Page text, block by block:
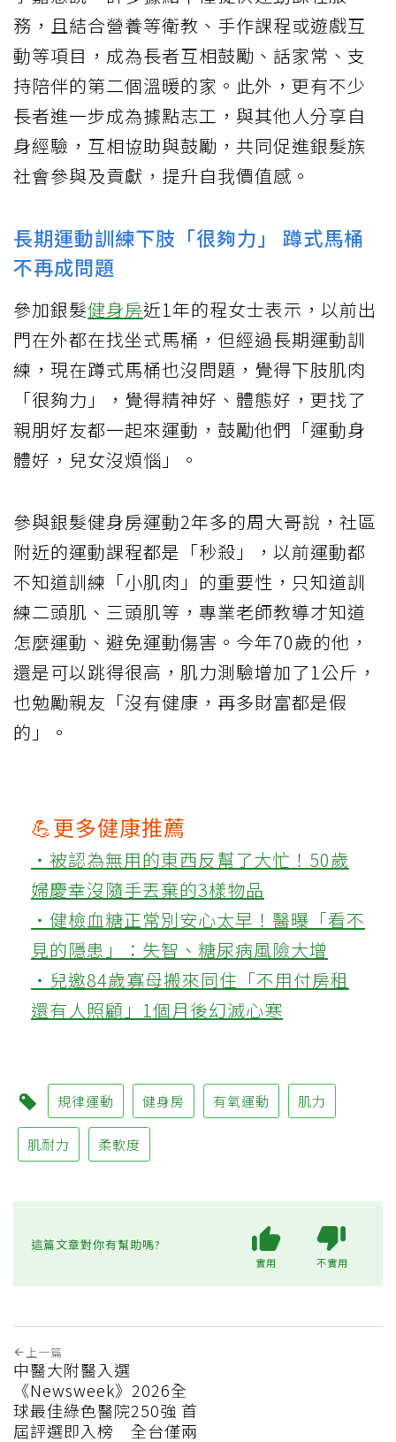
務，且結合營養等衛教、手作課程或遊戲互
動等項目，成為長者互相鼓勵、話家常、支
持陪伴的第二個溫暖的家。此外，更有不少
長者進一步成為據點志工，與其他人分享自
身經驗，互相協助與鼓勵，共同促進銀髮族
社會參與及貢獻，提升自我價值感。
長期運動訓練下肢「很夠力」 蹲式馬桶
不再成問題
參加銀髮健身房近1年的程女士表示，以前出
門在外都在找坐式馬桶，但經過長期運動訓
練，現在蹲式馬桶也沒問題，覺得下肢肌肉
「很夠力」，覺得精神好、體態好，更找了
親朋好友都一起來運動，鼓勵他們「運動身
體好，兒女沒煩惱」。
參與銀髮健身房運動2年多的周大哥說，社區
附近的運動課程都是「秒殺」，以前運動都
不知道訓練「小肌肉」的重要性，只知道訓
練二頭肌、三頭肌等，專業老師教導才知道
怎麼運動、避免運動傷害。今年70歲的他，
還是可以跳得很高，肌力測驗增加了1公斤，
也勉勵親友「沒有健康，再多財富都是假
的」。
💪更多健康推薦
‧被認為無用的東西反幫了大忙！50歲
婦慶幸沒隨手丟棄的3樣物品
‧健檢血糖正常別安心太早！醫曝「看不
見的隱患」：失智、糖尿病風險大增
‧兒邀84歲寡母搬來同住「不用付房租
還有人照顧」1個月後幻滅心寒
規律運動 健身房 有氧運動 肌力
肌耐力 柔軟度
這篇文章對你有幫助嗎?
實用 不實用
上一篇
中醫大附醫入選
《Newsweek》2026全
球最佳綠色醫院250強 首
屆評選即入榜 全台僅兩